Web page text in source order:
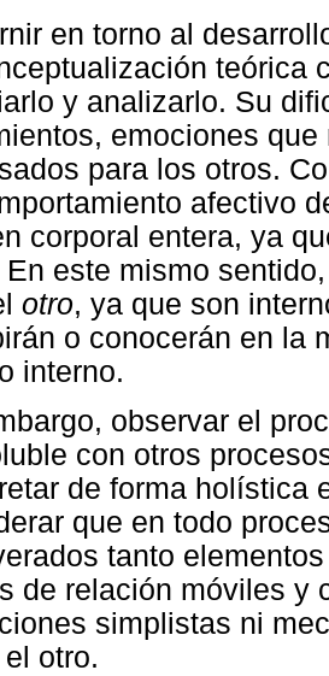
en torno al
teórica
y analizarlo. Su
emociones
para los otros.
afectivo
corporal entera, ya
En este mismo
otro, ya que son
o conocerán en la
interno.
observar el
con otros
de forma holística
que en todo
tanto
de relación móviles y
simplistas ni
otro.